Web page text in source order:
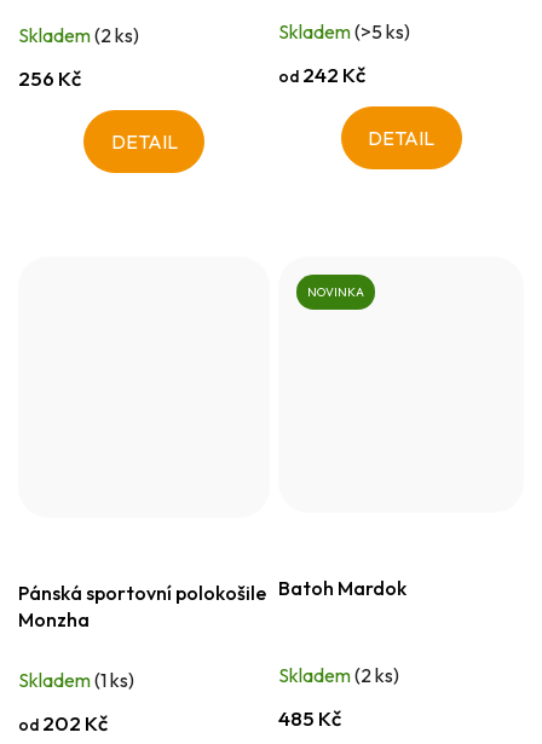
Skladem(2 ks)
256 Kč
DETAIL
Skladem(>5 ks)
od 242 Kč
DETAIL
Pánská sportovní polokošile
Monzha
Skladem(1 ks)
od 202 Kč
NOVINKA
Batoh Mardok
Skladem(2 ks)
485 Kč